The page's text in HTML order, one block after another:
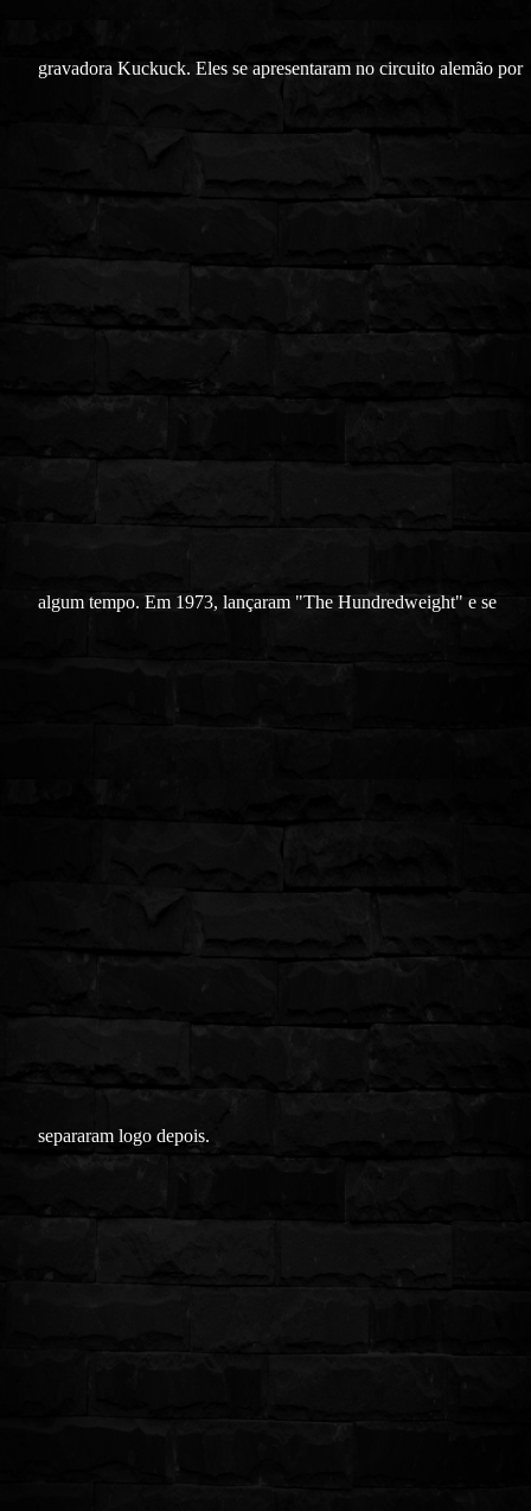
gravadora Kuckuck. Eles se apresentaram no circuito alemão por
algum tempo. Em 1973, lançaram "The Hundredweight" e se
separaram logo depois.